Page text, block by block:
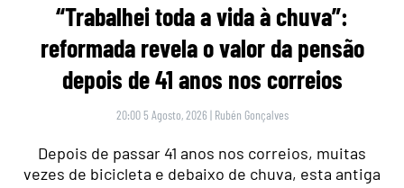
“Trabalhei toda a vida à chuva”:
reformada revela o valor da pensão
depois de 41 anos nos correios
20:00 5 Agosto, 2026 | Rubén Gonçalves
Depois de passar 41 anos nos correios, muitas
vezes de bicicleta e debaixo de chuva, esta antiga